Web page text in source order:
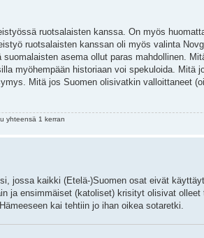
ruotsalaisten kanssa. On myös
ruotsalaisten kanssan oli myös valinta
asema ollut paras mahdollinen.
myöhempään historiaan voi spekuloida. Mitä
Mitä jos Suomen olisivatkin valloittaneet
yhteensä 1 kerran
jossa kaikki (Etelä-)Suomen osat eivät
ja ensimmäiset (katoliset) krisityt olisivat
kai tehtiin jo ihan oikea sotaretki.